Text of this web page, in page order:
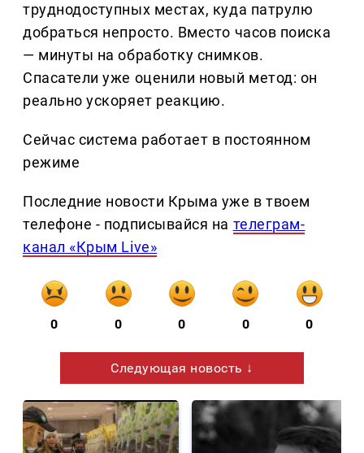
труднодоступных местах, куда патрулю
добраться непросто. Вместо часов поиска
— минуты на обработку снимков.
Спасатели уже оценили новый метод: он
реально ускоряет реакцию.
Сейчас система работает в постоянном
режиме
Последние новости Крыма уже в твоем
телефоне - подписывайся на телеграм-
канал «Крым Live»
0 0 0 0 0
Следующая новость ↓